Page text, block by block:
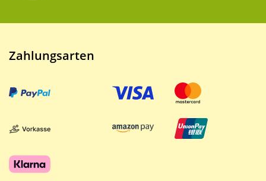
Zahlungsarten